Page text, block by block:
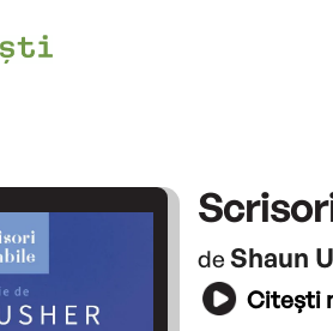
de Shaun
Citești